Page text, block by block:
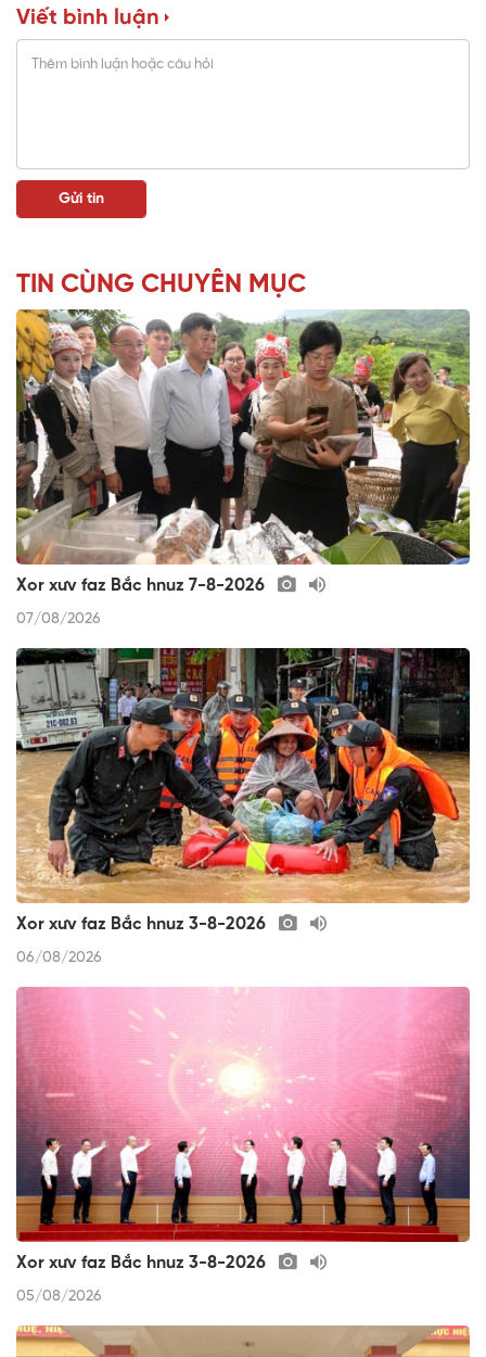
Viết bình luận
TIN CÙNG CHUYÊN MỤC
Xor xưv faz Bắc hnuz 7-8-2026
07/08/2026
Xor xưv faz Bắc hnuz 3-8-2026
06/08/2026
Xor xưv faz Bắc hnuz 3-8-2026
05/08/2026